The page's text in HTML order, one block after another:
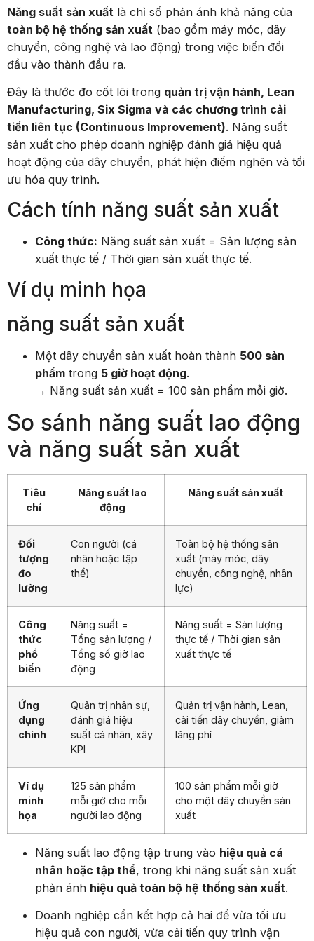
Năng suất sản xuất là chỉ số phản ánh khả năng của
toàn bộ hệ thống sản xuất (bao gồm máy móc, dây
chuyền, công nghệ và lao động) trong việc biến đổi
đầu vào thành đầu ra.
Đây là thước đo cốt lõi trong quản trị vận hành, Lean
Manufacturing, Six Sigma và các chương trình cải
tiến liên tục (Continuous Improvement). Năng suất
sản xuất cho phép doanh nghiệp đánh giá hiệu quả
hoạt động của dây chuyền, phát hiện điểm nghẽn và tối
ưu hóa quy trình.
Cách tính năng suất sản xuất
Công thức: Năng suất sản xuất = Sản lượng sản
xuất thực tế / Thời gian sản xuất thực tế.
Ví dụ minh họa
năng suất sản xuất
Một dây chuyền sản xuất hoàn thành 500 sản
phẩm trong 5 giờ hoạt động.
→ Năng suất sản xuất = 100 sản phẩm mỗi giờ.
So sánh năng suất lao động
và năng suất sản xuất
Tiêu
chí
Năng suất lao
động
Năng suất sản xuất
Đối
tượng
đo
lường
Con người (cá
nhân hoặc tập
thể)
Toàn bộ hệ thống sản
xuất (máy móc, dây
chuyền, công nghệ, nhân
lực)
Công
thức
phổ
biến
Năng suất =
Tổng sản lượng /
Tổng số giờ lao
động
Năng suất = Sản lượng
thực tế / Thời gian sản
xuất thực tế
Ứng
dụng
chính
Quản trị nhân sự,
đánh giá hiệu
suất cá nhân, xây
KPI
Quản trị vận hành, Lean,
cải tiến dây chuyền, giảm
lãng phí
Ví dụ
minh
họa
125 sản phẩm
mỗi giờ cho mỗi
người lao động
100 sản phẩm mỗi giờ
cho một dây chuyền sản
xuất
Năng suất lao động tập trung vào hiệu quả cá
nhân hoặc tập thể, trong khi năng suất sản xuất
phản ánh hiệu quả toàn bộ hệ thống sản xuất.
Doanh nghiệp cần kết hợp cả hai để vừa tối ưu
hiệu quả con người, vừa cải tiến quy trình vận